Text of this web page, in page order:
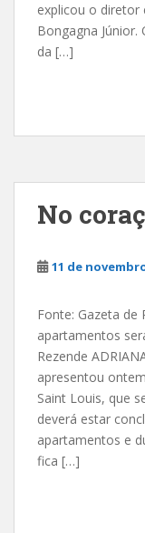
explicou o diretor
Bongagna
da […]
No
11 de
Fonte: Gazeta de
apartamentos
Rezende
apresentou
Saint Louis, que
deverá estar
apartamentos e
fica […]